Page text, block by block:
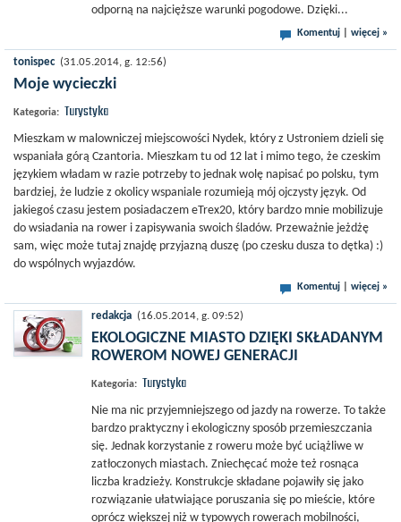
odporną na najcięższe warunki pogodowe. Dzięki...
Komentuj więcej »
tonispec (31.05.2014, g. 12:56)
Moje wycieczki
Kategoria: Turystyka
Mieszkam w malowniczej miejscowości Nydek, który z Ustroniem dzieli się
wspaniała górą Czantoria. Mieszkam tu od 12 lat i mimo tego, że czeskim
językiem władam w razie potrzeby to jednak wolę napisać po polsku, tym
bardziej, że ludzie z okolicy wspaniale rozumieją mój ojczysty język. Od
jakiegoś czasu jestem posiadaczem eTrex20, który bardzo mnie mobilizuje
do wsiadania na rower i zapisywania swoich śladów. Przeważnie jeżdżę
sam, więc może tutaj znajdę przyjazną duszę (po czesku dusza to dętka) :)
do wspólnych wyjazdów.
Komentuj więcej »
redakcja (16.05.2014, g. 09:52)
EKOLOGICZNE MIASTO DZIĘKI SKŁADANYM
ROWEROM NOWEJ GENERACJI
Kategoria: Turystyka
Nie ma nic przyjemniejszego od jazdy na rowerze. To także
bardzo praktyczny i ekologiczny sposób przemieszczania
się. Jednak korzystanie z roweru może być uciążliwe w
zatłoczonych miastach. Zniechęcać może też rosnąca
liczba kradzieży. Konstrukcje składane pojawiły się jako
rozwiązanie ułatwiające poruszania się po mieście, które
oprócz większej niż w typowych rowerach mobilności,